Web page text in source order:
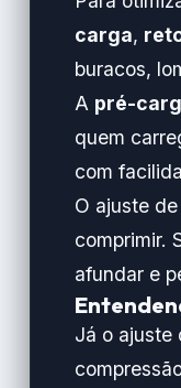
carga,
buracos,
A pré-
quem
com
O ajuste de
comprimir.
afundar e
Já o ajuste